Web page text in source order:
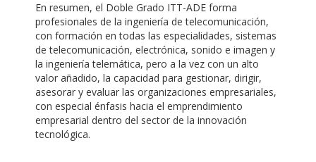
En resumen, el Doble Grado ITT-ADE forma
profesionales de la ingeniería de telecomunicación,
con formación en todas las especialidades, sistemas
de telecomunicación, electrónica, sonido e imagen y
la ingeniería telemática, pero a la vez con un alto
valor añadido, la capacidad para gestionar, dirigir,
asesorar y evaluar las organizaciones empresariales,
con especial énfasis hacia el emprendimiento
empresarial dentro del sector de la innovación
tecnológica.